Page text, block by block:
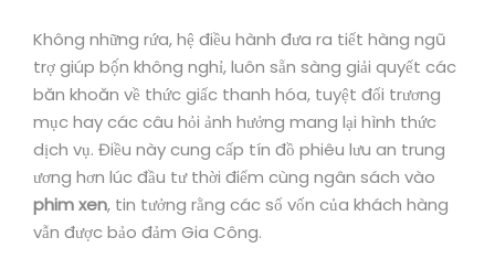
Không những rứa, hệ điều hành đưa ra tiết hàng ngũ
trợ giúp bộ́n không nghỉ, luôn sẵn sàng giải quyết các
băn khoăn về thức giấc thanh hóa, tuyệt đối trương
mục hay các câu hỏi ảnh hưởng mang lại hình thức
dịch vụ. Điều này cung cấp tín đồ phiêu lưu an trung
ương hơn lúc đầu tư thời điểm cùng ngân sách vào
phim xen, tin tưởng rằng các số vốn của khách hàng
vẫn được bảo đảm Gia Công.